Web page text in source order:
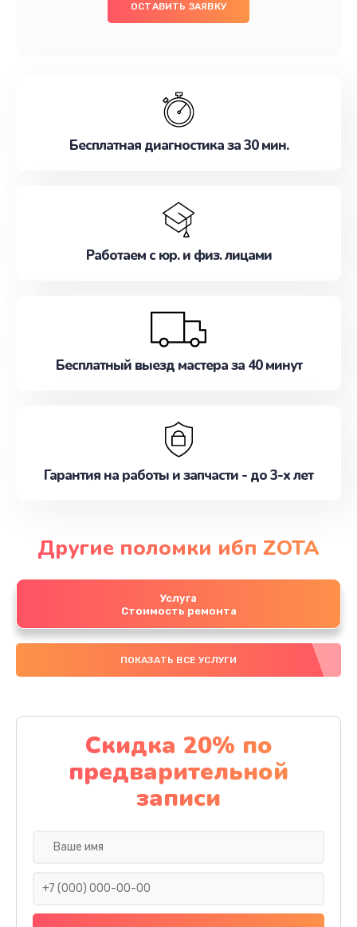
ОСТАВИТЬ ЗАЯВКУ
Бесплатная диагностика за 30 мин.
Работаем с юр. и физ. лицами
Бесплатный выезд мастера за 40 минут
Гарантия на работы и запчасти - до 3-х лет
Другие поломки ибп ZOTA
Услуга
Стоимость ремонта
ПОКАЗАТЬ ВСЕ УСЛУГИ
Скидка 20% по
предварительной
записи